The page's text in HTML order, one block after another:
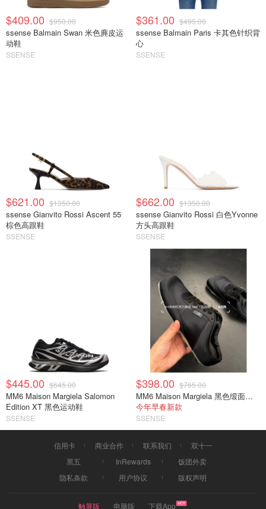
$409.00 $950.00
ssense Balmain Swan 米色麂皮运
动鞋
SSENSE
$361.00 $495.00
ssense Balmain Paris 卡其色针织背
心
SSENSE
$621.00 $1350.00
ssense Gianvito Rossi Ascent 55
棕色高跟鞋
SSENSE
$662.00 $1350.00
ssense Gianvito Rossi 白色Yvonne
方头高跟鞋
SSENSE
$445.00 $645.00
MM6 Maison Margiela Salomon
Edition XT 黑色运动鞋
SSENSE
$398.00 $765.00
MM6 Maison Margiela 黑色缎面半拖运动鞋
今年早春新款
SSENSE
信用卡 商业合作 联系我们
双十一
黑五
InRewards
饭团外卖
隐私条款
用户协议 版权声明
触屏版 电脑版 下载App